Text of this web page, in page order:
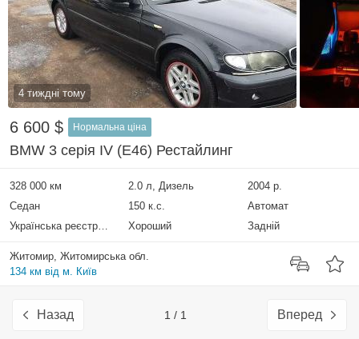
4 тиждні тому
6 600 $ Нормальна ціна
BMW 3 серія IV (E46) Рестайлинг
328 000 км 2.0 л, Дизель
2004 р.
Седан
150 к.с.
Автомат
Українська реєстрація
Хороший Задній
Житомир, Житомирська обл.
134 км від м. Київ
Назад 1 / 1 Вперед